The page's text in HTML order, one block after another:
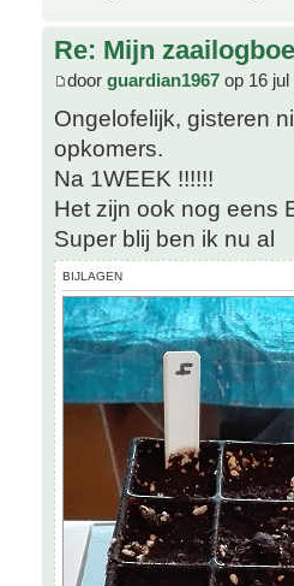
Re: Mijn
door guardian1967 op 16 jul
Ongelofelijk, gisteren
opkomers.
Na 1WEEK !!!!!!
Het zijn ook nog eens
Super blij ben ik nu al
BIJLAGEN